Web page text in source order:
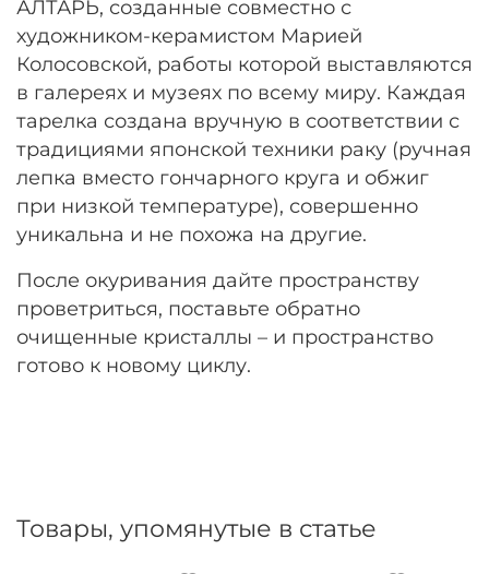
АЛТАРЬ, созданные совместно с
художником-керамистом Марией
Колосовской, работы которой выставляются
в галереях и музеях по всему миру. Каждая
тарелка создана вручную в соответствии с
традициями японской техники раку (ручная
лепка вместо гончарного круга и обжиг
при низкой температуре), совершенно
уникальна и не похожа на другие.
После окуривания дайте пространству
проветриться, поставьте обратно
очищенные кристаллы – и пространство
готово к новому циклу.
Товары, упомянутые в статье